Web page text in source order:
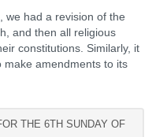
we had a revision of the
and then all religious
constitutions. Similarly, it
make amendments to its
THE 6TH SUNDAY OF